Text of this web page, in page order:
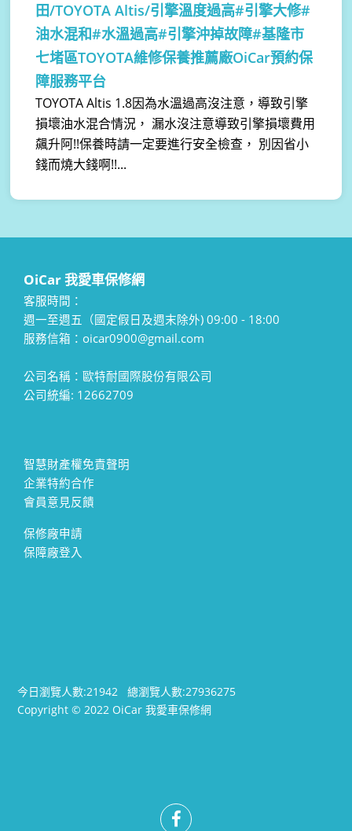
田/TOYOTA Altis/引擎溫度過高#引擎大修#
油水混和#水溫過高#引擎沖掉故障#基隆市
七堵區TOYOTA維修保養推薦廠OiCar預約保
障服務平台
TOYOTA Altis 1.8因為水溫過高沒注意，導致引擎
損壞油水混合情況， 漏水沒注意導致引擎損壞費用
飆升阿!!保養時請一定要進行安全檢查， 別因省小
錢而燒大錢啊!!...
OiCar 我愛車保修網
客服時間：
週一至週五（國定假日及週末除外) 09:00 - 18:00
服務信箱：oicar0900@gmail.com
公司名稱：歐特耐國際股份有限公司
公司統編: 12662709
智慧財產權免責聲明
企業特約合作
會員意見反饋
保修廠申請
保障廠登入
今日瀏覽人數:21942總瀏覽人數:27936275
Copyright © 2022 OiCar 我愛車保修網